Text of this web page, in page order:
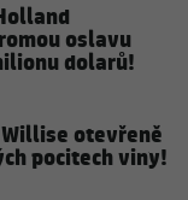
oslavu
dolarů!
otevřeně
pocitech viny!